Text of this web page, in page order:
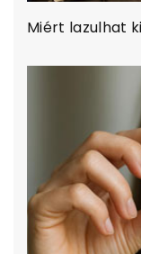
Miért lazulhat